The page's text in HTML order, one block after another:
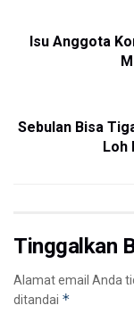
Isu Anggota
Sebulan Bisa
Loh
Tinggalkan
Alamat email Anda
ditandai *